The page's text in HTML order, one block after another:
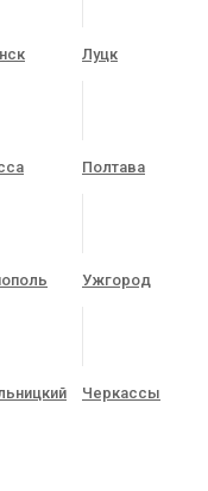
Луцк
Полтава
Ужгород
Черкассы